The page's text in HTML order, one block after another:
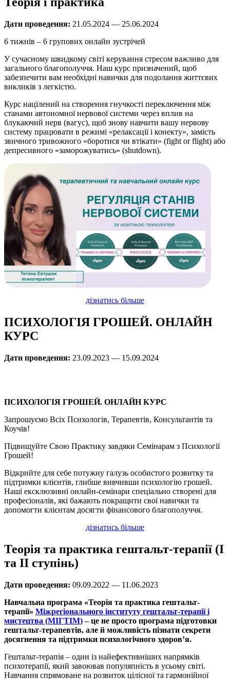
Дати проведення: 21.05.2024 — 25.06.2024
6 тижнів – 6 групових онлайн зустрічей
У сучасному швидкому світі керування стресом важливо для
загального благополуччя. Наш курс призначений, щоб
забезпечити вам необхідні навички для подолання життєвих
викликів з легкістю.
Курс націлений на створення гнучкості переключення між
станами автономної нервової системи через вплив на
блукаючий нерв (вагус), щоб знову навчити вашу нервову
систему працювати в режимі «релаксації і конекту», замість
звичного тривожного «боротися чи втікати» (fight or flight) або
депресивного «заморожуватись» (shutdown).
дізнатись більше
ПСИХОЛОГІЯ ГРОШЕЙ. ОНЛАЙН
КУРС
Дати проведення: 23.09.2023 — 15.09.2024
ПСИХОЛОГІЯ ГРОШЕЙ. ОНЛАЙН КУРС
Запрошуємо Всіх Психологів, Терапевтів, Консультантів та
Коучів!
Підвищуйте Свою Практику завдяки Семінарам з Психології
Грошей!
Відкрийте для себе потужну галузь особистого розвитку та
підтримки клієнтів, глибше вивчивши психологію грошей.
Наші ексклюзивні онлайн-семінари спеціально створені для
професіоналів, які бажають покращити свої навички та
допомогти клієнтам досягти фінансового благополуччя.
дізнатись більше
Теорія та практика гештальт-терапії (I
та II ступінь)
Дати проведення: 09.09.2022 — 11.06.2023
Навчальна програма «Теорія та практика гештальт-
терапії» Міжрегіонального інституту гештальт-терапії і
мистецтва (МІГТІМ)– це не просто програма підготовки
гештальт-терапевтів, але й можливість пізнати секрети
досягнення та підтримки психологічного здоров’я.
Гештальт-терапія – один із найефективніших напрямків
психотерапії, який завоював популяпність в усьому світі.
Навчання спрямоване на розвиток цілісної та гармонійної